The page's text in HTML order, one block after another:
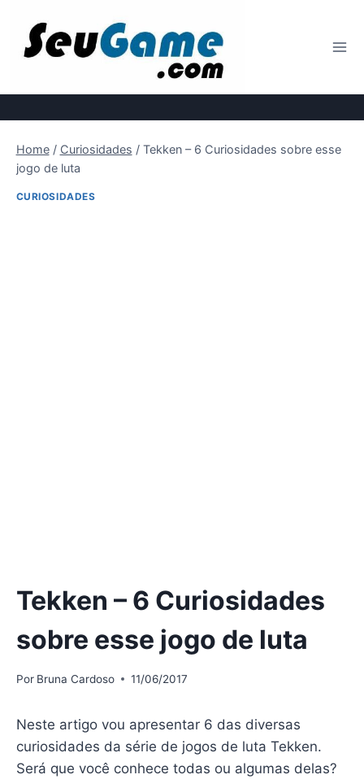
Home / Curiosidades / Tekken – 6 Curiosidades sobre esse
jogo de luta
CURIOSIDADES
Tekken – 6 Curiosidades
sobre esse jogo de luta
Por Bruna Cardoso 11/06/2017
Neste artigo vou apresentar 6 das diversas
curiosidades da série de jogos de luta Tekken.
Será que você conhece todas ou algumas delas?